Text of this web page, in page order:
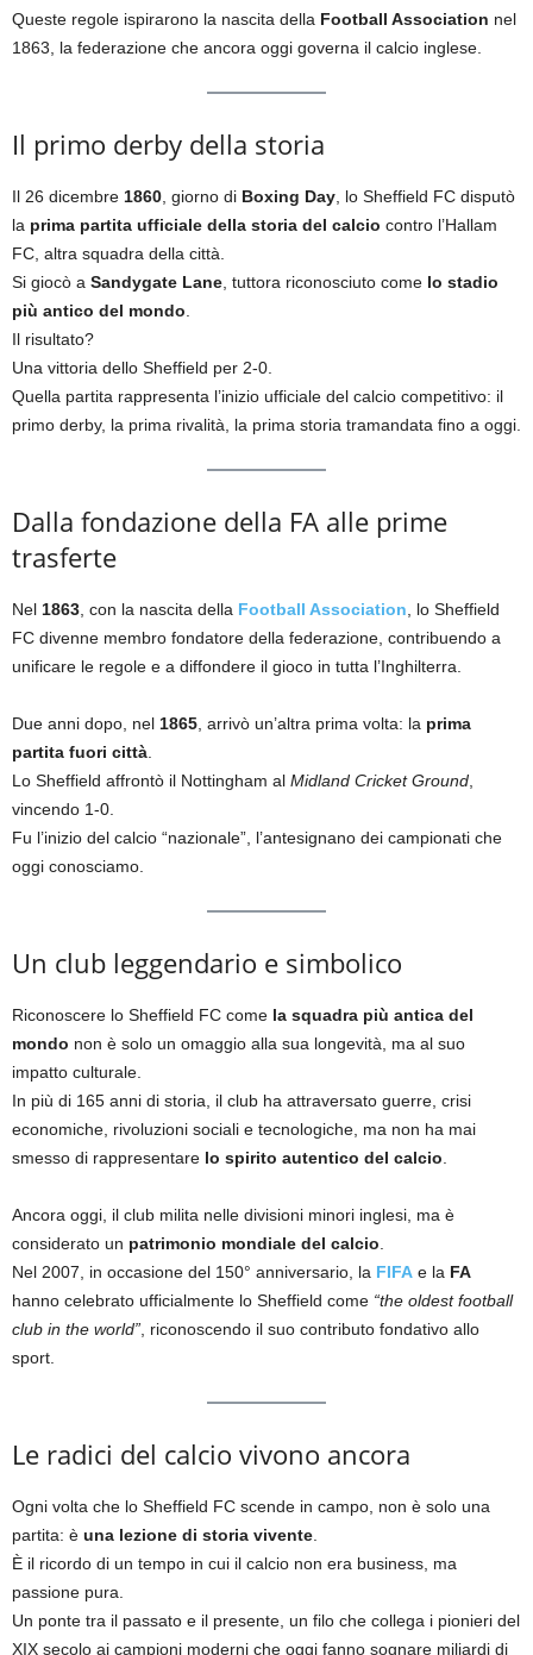
Queste regole ispirarono la nascita della Football Association nel
1863, la federazione che ancora oggi governa il calcio inglese.
Il primo derby della storia
Il 26 dicembre 1860 , giorno di Boxing Day , lo Sheffield FC disputò
la prima partita ufficiale della storia del calcio contro l’Hallam
FC, altra squadra della città.
Si giocò a Sandygate Lane , tuttora riconosciuto come lo stadio
più antico del mondo
Il risultato?
Una vittoria dello Sheffield per 2-0.
Quella partita rappresenta l’inizio ufficiale del calcio competitivo: il
primo derby, la prima rivalità, la prima storia tramandata fino a oggi.
Dalla fondazione della FA alle prime
trasferte
Nel 1863 , con la nascita della Football Association , lo Sheffield
FC divenne membro fondatore della federazione, contribuendo a
unificare le regole e a diffondere il gioco in tutta l’Inghilterra.
Due anni dopo, nel 1865 , arrivò un’altra prima volta: la prima
partita fuori città
Lo Sheffield affrontò il Nottingham al Midland Cricket Ground
vincendo 1-0.
Fu l’inizio del calcio “nazionale”, l’antesignano dei campionati che
oggi conosciamo.
Un club leggendario e simbolico
Riconoscere lo Sheffield FC come la squadra più antica del
mondo non è solo un omaggio alla sua longevità, ma al suo
impatto culturale.
In più di 165 anni di storia, il club ha attraversato guerre, crisi
economiche, rivoluzioni sociali e tecnologiche, ma non ha mai
smesso di rappresentare lo spirito autentico del calcio
Ancora oggi, il club milita nelle divisioni minori inglesi, ma è
considerato un patrimonio mondiale del calcio
Nel 2007, in occasione del 150° anniversario, la FIFA e la FA
hanno celebrato ufficialmente lo Sheffield come “the oldest football
club in the world” , riconoscendo il suo contributo fondativo allo
sport.
Le radici del calcio vivono ancora
Ogni volta che lo Sheffield FC scende in campo, non è solo una
partita: è una lezione di storia vivente
È il ricordo di un tempo in cui il calcio non era business, ma
passione pura.
Un ponte tra il passato e il presente, un filo che collega i pionieri del
XIX secolo ai campioni moderni che oggi fanno sognare miliardi di